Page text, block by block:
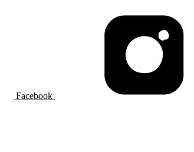
Facebook